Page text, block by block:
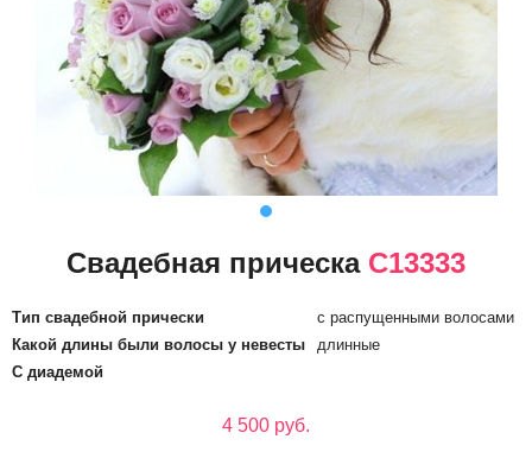
Свадебная прическа С13333
Тип свадебной прически
с распущенными волосами
Какой длины были волосы у невесты
длинные
С диадемой
4 500 руб.